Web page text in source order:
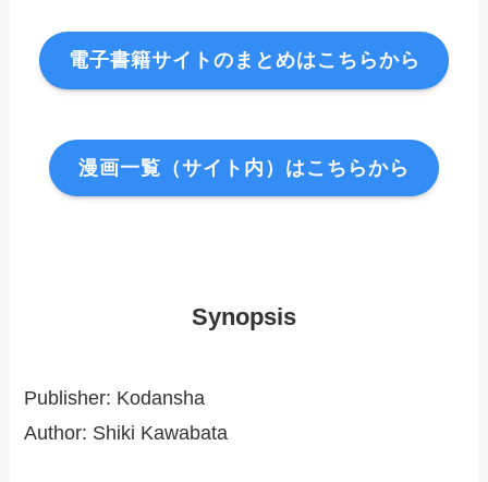
電子書籍サイトのまとめはこちらから
漫画一覧（サイト内）はこちらから
Synopsis
Publisher: Kodansha
Author: Shiki Kawabata